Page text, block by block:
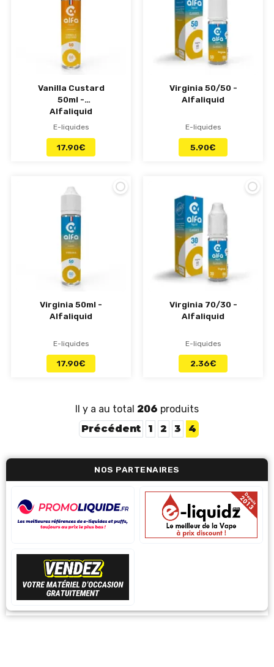
Vanilla Custard
50ml -
Alfaliquid
E-liquides
17.90€
Virginia 50/50 -
Alfaliquid
E-liquides
5.90€
Virginia 50ml -
Alfaliquid
E-liquides
17.90€
Virginia 70/30 -
Alfaliquid
E-liquides
2.36€
Il y a au total 206 produits
Précédent
1 2 3 4
NOS PARTENAIRES